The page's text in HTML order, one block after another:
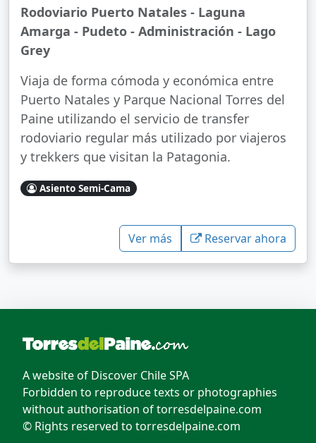
Rodoviario Puerto Natales - Laguna
Amarga - Pudeto - Administración - Lago
Grey
Viaja de forma cómoda y económica entre
Puerto Natales y Parque Nacional Torres del
Paine utilizando el servicio de transfer
rodoviario regular más utilizado por viajeros
y trekkers que visitan la Patagonia.
Asiento Semi-Cama
Ver más Reservar ahora
A website of Discover Chile SPA
Forbidden to reproduce texts or photographies
without authorisation of torresdelpaine.com
© Rights reserved to torresdelpaine.com